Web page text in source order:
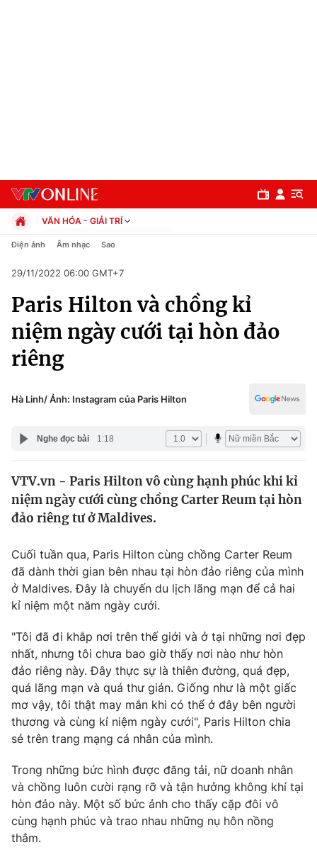
Chuyên mục
Chính trị
Xã hội
Pháp luật
Y tế
Thế giới
Tin tức
Câu chuyện quốc tế
Kinh tế
Tài chính
Thị trường
Góc doanh nghiệp
Dữ liệu và đời sống
Truyền hình
Phim VTV
Hậu trường
Nhân vật
Khán giả
Giải trí
Điện ảnh
Âm nhạc
Sao
Đời sống
Du lịch
Chất lượng cuộc sống
Giáo dục
Tuyển sinh
Học trực tuyến
Công nghệ
Hitech Công nghệ tương lai
Sản phẩm
Giao lưu trực tuyến
VĂN HÓA - GIẢI TRÍ
Chính trị
Pháp luật
Kinh tế
Thể thao
Truyền hình
Văn hóa - Giải trí
Y tế
Công nghệ
Điện ảnh Âm nhạc Sao
29/11/2022 06:00 GMT+7
Paris Hilton và chồng kỉ
niệm ngày cưới tại hòn đảo
riêng
Hà Linh/ Ảnh: Instagram của Paris Hilton
Nghe đọc bài 1:18
VTV.vn - Paris Hilton vô cùng hạnh phúc khi kỉ
niệm ngày cưới cùng chồng Carter Reum tại hòn
đảo riêng tư ở Maldives.
Cuối tuần qua, Paris Hilton cùng chồng Carter Reum
đã dành thời gian bên nhau tại hòn đảo riêng của mình
ở Maldives. Đây là chuyến du lịch lãng mạn để cả hai
kỉ niệm một năm ngày cưới.
"Tôi đã đi khắp nơi trên thế giới và ở tại những nơi đẹp
nhất, nhưng tôi chưa bao giờ thấy nơi nào như hòn
đảo riêng này. Đây thực sự là thiên đường, quá đẹp,
quá lãng mạn và quá thư giản. Giống như là một giấc
mơ vậy, tôi thật may mắn khi có thể ở đây bên người
thương và cùng kỉ niệm ngày cưới", Paris Hilton chia
sẻ trên trang mạng cá nhân của mình.
Trong những bức hình được đăng tải, nữ doanh nhân
và chồng luôn cười rạng rỡ và tận hưởng không khí tại
hòn đảo này. Một số bức ảnh cho thấy cặp đôi vô
cùng hạnh phúc và trao nhau những nụ hôn nồng
thắm.